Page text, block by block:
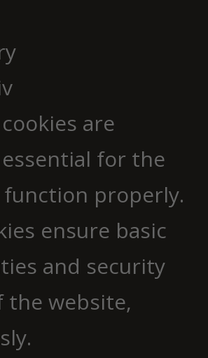
are
for the
properly.
ensure basic
and security
the website,